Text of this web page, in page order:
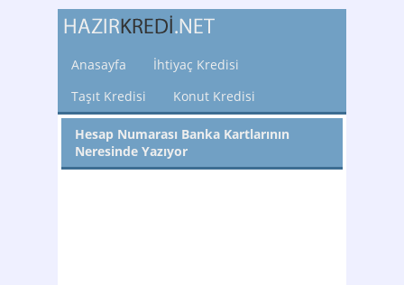
Anasayfa
İhtiyaç Kredisi
Taşıt Kredisi
Konut Kredisi
Hesap Numarası Banka Kartlarının
Neresinde Yazıyor